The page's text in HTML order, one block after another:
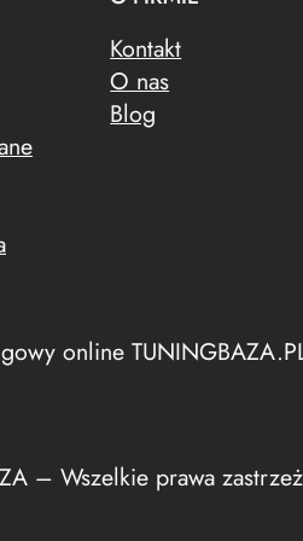
Kontakt
O nas
Blog
online
– Wszelkie prawa